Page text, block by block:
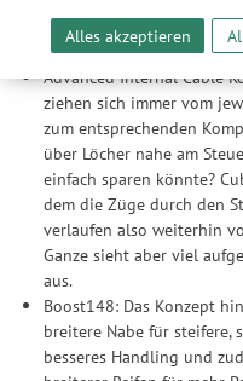
Werbeanzeigen für Sie
unserer Website
werden Ihre Daten auch
weitergegeben. Die
Zwecke der
Durchführung von
Produktempfehlungen
Informationen zu den
und der Speicherdauer
Einwilligung ist freiwillig,
erforderlich und gilt, bis
Einwilligung unter
Drittanbieter erteilen und
Alles akzeptieren
Akku. So praktisch – und
ausgekommen bist.
Advanced Internal Cable
ziehen sich immer vom
zum entsprechenden
über Löcher nahe am
einfach sparen könnte?
dem die Züge durch den
verlaufen also weiterhin
Ganze sieht aber viel
aus.
Boost148: Das Konzept
breitere Nabe für steifere,
besseres Handling und